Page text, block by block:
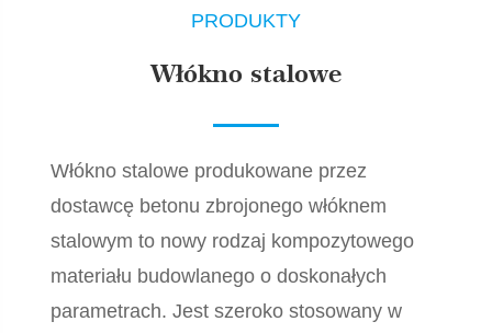
PRODUKTY
Włókno stalowe
Włókno stalowe produkowane przez
dostawcę betonu zbrojonego włóknem
stalowym to nowy rodzaj kompozytowego
materiału budowlanego o doskonałych
parametrach. Jest szeroko stosowany w